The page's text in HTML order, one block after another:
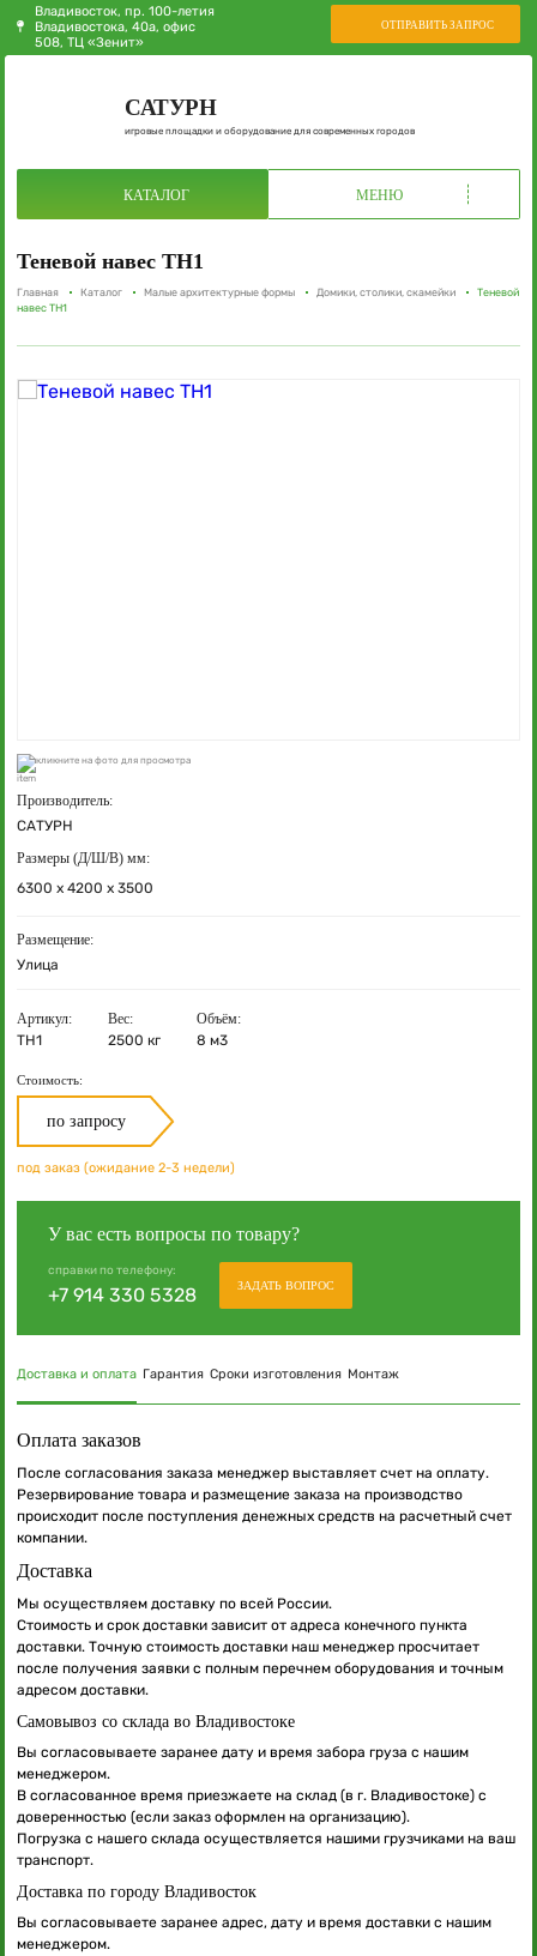
Владивосток, пр. 100-летия
Владивостока, 40а, офис
508, ТЦ «Зенит»
ОТПРАВИТЬ ЗАПРОС
САТУРН
игровые площадки и оборудование для современных городов
КАТАЛОГ МЕНЮ
Теневой навес ТН1
Главная Каталог Малые архитектурные формы Домики, столики, скамейки
Теневой
навес ТН1
кликните на фото для просмотра
Производитель:
САТУРН
Размеры (Д/Ш/В) мм:
6300 х 4200 х 3500
Размещение:
Улица
Артикул:
ТН1
Вес:
2500 кг
Объём:
8 м3
Стоимость:
по запросу
под заказ (ожидание 2-3 недели)
У вас есть вопросы по товару?
справки по телефону:
+7 914 330 5328 ЗАДАТЬ ВОПРОС
Доставка и оплата Гарантия Сроки изготовления Монтаж
Оплата заказов
После согласования заказа менеджер выставляет счет на оплату.
Резервирование товара и размещение заказа на производство
происходит после поступления денежных средств на расчетный счет
компании.
Доставка
Мы осуществляем доставку по всей России.
Стоимость и срок доставки зависит от адреса конечного пункта
доставки. Точную стоимость доставки наш менеджер просчитает
после получения заявки с полным перечнем оборудования и точным
адресом доставки.
Самовывоз со склада во Владивостоке
Вы согласовываете заранее дату и время забора груза с нашим
менеджером.
В согласованное время приезжаете на склад (в г. Владивостоке) с
доверенностью (если заказ оформлен на организацию).
Погрузка с нашего склада осуществляется нашими грузчиками на ваш
транспорт.
Доставка по городу Владивосток
Вы согласовываете заранее адрес, дату и время доставки с нашим
менеджером.